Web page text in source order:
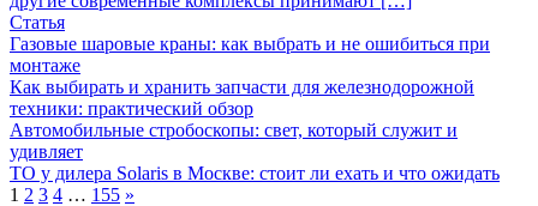
Статья
Газовые шаровые краны: как выбрать и не ошибиться при
монтаже
Как выбирать и хранить запчасти для железнодорожной
техники: практический обзор
Автомобильные стробоскопы: свет, который служит и
удивляет
ТО у дилера Solaris в Москве: стоит ли ехать и что ожидать
1 2 3 4 … 155 »